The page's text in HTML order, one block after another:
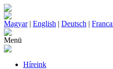
Magyar| English | Deutsch |
Menü
Híreink